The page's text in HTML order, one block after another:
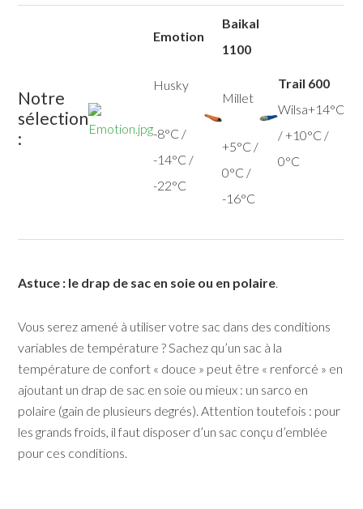
Notre
sélection
:
Emotion
Husky
-8°C /
-14°C /
-22°C
Baikal
1100
Millet
+5°C /
0°C /
-16°C
Trail 600
Wilsa+14°C
/ +10°C /
0°C
Astuce : le drap de sac en soie ou en polaire.
Vous serez amené à utiliser votre sac dans des conditions
variables de température ? Sachez qu’un sac à la
température de confort « douce » peut être « renforcé » en
ajoutant un drap de sac en soie ou mieux : un sarco en
polaire (gain de plusieurs degrés). Attention toutefois : pour
les grands froids, il faut disposer d’un sac conçu d’emblée
pour ces conditions.